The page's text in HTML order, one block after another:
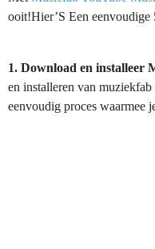
ooit!Hier’S Een eenvoudige
1. Download en installeer
en installeren van muziekfab
eenvoudig proces waarmee